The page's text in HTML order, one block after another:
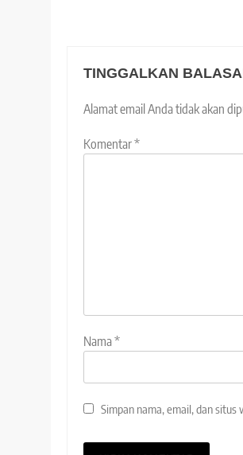
TINGGALKAN
Alamat email Anda tidak akan
Komentar*
Nama*
Simpan nama, email, dan